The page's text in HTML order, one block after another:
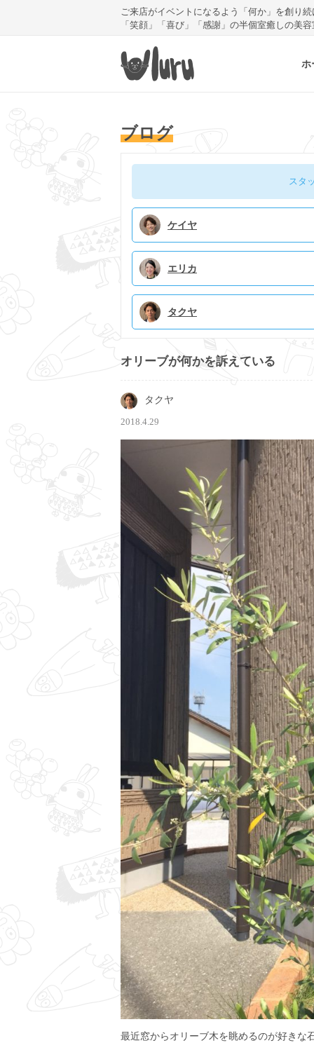
ご来店がイベントになるよう「何か」を創り続
「笑顔」「喜び」「感謝」の半個室癒しの美
ホ
ブログ
スタ
ケイヤ
エリカ
タクヤ
オリーブが何かを訴えている
タクヤ
2018.4.29
最近窓からオリーブ木を眺めるのが好きな